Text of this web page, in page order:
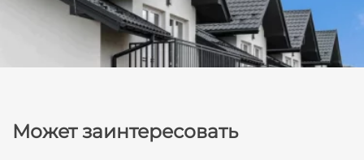
Может заинтересовать